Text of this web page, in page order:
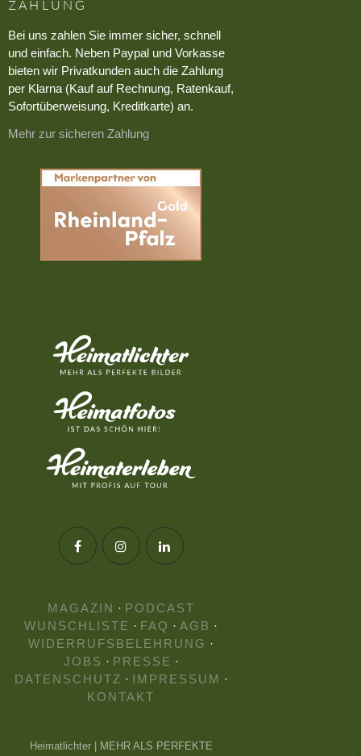
ZAHLUNG
Bei uns zahlen Sie immer sicher, schnell
und einfach. Neben Paypal und Vorkasse
bieten wir Privatkunden auch die Zahlung
per Klarna (Kauf auf Rechnung, Ratenkauf,
Sofortüberweisung, Kreditkarte) an.
Mehr zur sicheren Zahlung
MAGAZIN · PODCAST
WUNSCHLISTE · FAQ · AGB ·
WIDERRUFSBELEHRUNG ·
JOBS · PRESSE ·
DATENSCHUTZ · IMPRESSUM ·
KONTAKT
Heimatlichter | MEHR ALS PERFEKTE